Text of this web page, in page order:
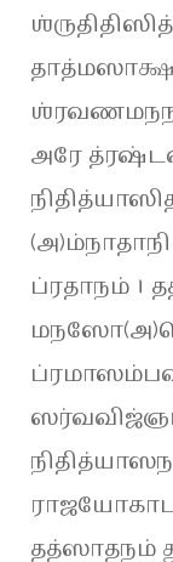
அரே
ப்ரதாநம் ।
தத்ஸாதநம்